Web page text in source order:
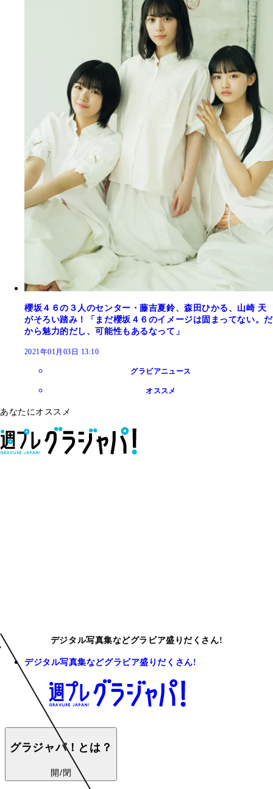
櫻坂４６の３人のセンター・藤吉夏鈴、森田ひかる、山崎 天
がそろい踏み！「まだ櫻坂４６のイメージは固まってない。だ
から魅力的だし、可能性もあるなって」
2021年01月03日 13:10
グラビアニュース
オススメ
あなたにオススメ
デジタル写真集などグラビア盛りだくさん!
デジタル写真集などグラビア盛りだくさん!
グラジャパ！とは？
開/閉